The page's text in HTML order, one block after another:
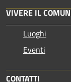
VIVERE IL
Luoghi
Eventi
CONTATTI